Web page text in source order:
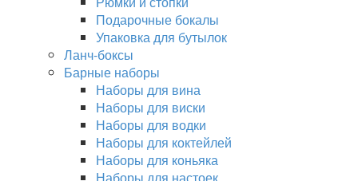
Подарочные бокалы
Упаковка для бутылок
Ланч-боксы
Барные наборы
Наборы для вина
Наборы для виски
Наборы для водки
Наборы для коктейлей
Наборы для коньяка